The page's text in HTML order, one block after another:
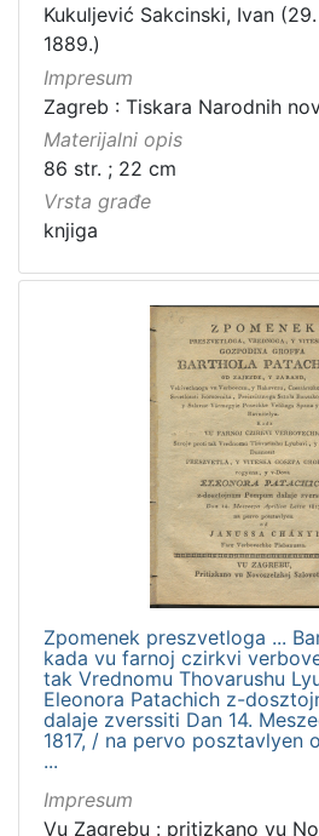
Kukuljević Sakcinski, Ivan (29.
1889.)
Impresum
Zagreb : Tiskara Narodnih
Materijalni opis
86 str. ; 22 cm
Vrsta građe
knjiga
Zpomenek preszvetloga ...
kada vu farnoj czirkvi
tak Vrednomu Thovarushu
Eleonora Patachich z-
dalaje zverssiti Dan 14.
1817, / na pervo posztavlyen
...
Impresum
Vu Zagrebu : pritizkano vu